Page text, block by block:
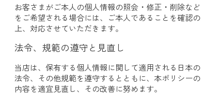
お客さまがご本人の個人情報の照会・修正・削除など
をご希望される場合には、ご本人であることを確認の
上、対応させていただきます。
法令、規範の遵守と見直し
当店は、保有する個人情報に関して適用される日本の
法令、その他規範を遵守するとともに、本ポリシーの
内容を適宜見直し、その改善に努めます。